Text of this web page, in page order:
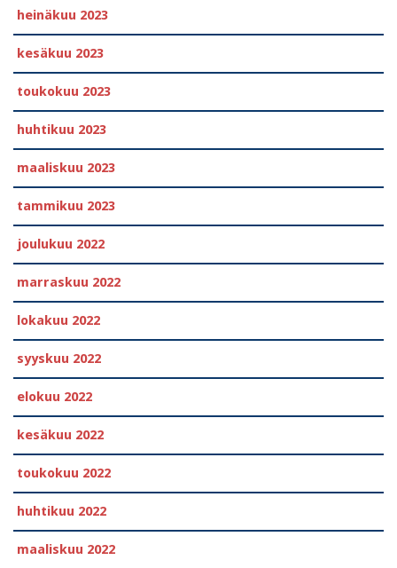
heinäkuu 2023
kesäkuu 2023
toukokuu 2023
huhtikuu 2023
maaliskuu 2023
tammikuu 2023
joulukuu 2022
marraskuu 2022
lokakuu 2022
syyskuu 2022
elokuu 2022
kesäkuu 2022
toukokuu 2022
huhtikuu 2022
maaliskuu 2022